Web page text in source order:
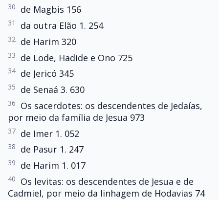
30 de Magbis 156
31 da outra Elão 1. 254
32 de Harim 320
33 de Lode, Hadide e Ono 725
34 de Jericó 345
35 de Senaá 3. 630
36
Os sacerdotes: os descendentes de Jedaías,
por meio da família de Jesua 973
37 de Imer 1. 052
38 de Pasur 1. 247
39 de Harim 1. 017
40
Os levitas: os descendentes de Jesua e de
Cadmiel, por meio da linhagem de Hodavias 74